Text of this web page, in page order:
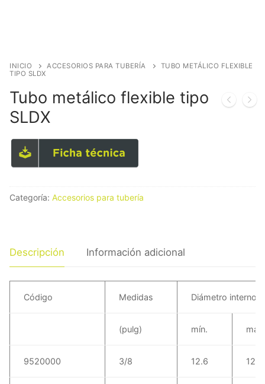
INICIO ACCESORIOS PARA TUBERÍA
TUBO METÁLICO FLEXIBLE
TIPO SLDX
Tubo metálico flexible tipo
SLDX
Categoría: Accesorios para tubería
Descripción Información adicional
Código Medidas Diámetro interno
(pulg) mín.
9520000 3/8 12.6 12.9